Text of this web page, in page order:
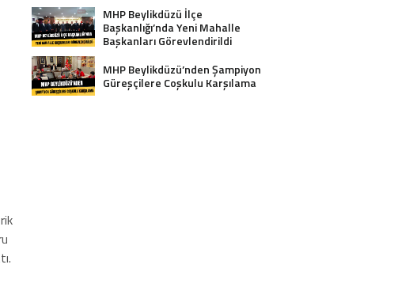
MHP Beylikdüzü İlçe
Başkanlığı’nda Yeni Mahalle
Başkanları Görevlendirildi
MHP Beylikdüzü’nden Şampiyon
Güreşçilere Coşkulu Karşılama